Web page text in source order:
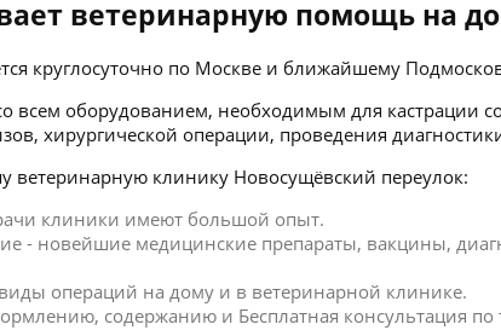
ветеринарную помощь на
круглосуточно по Москве и ближайшему
всем оборудованием, необходимым для кастрации
хирургической операции, проведения
ветеринарную клинику Новосущёвский переулок:
клиники имеют большой опыт.
- новейшие медицинские препараты, вакцины,
виды операций на дому и в ветеринарной клинике.
содержанию и Бесплатная консультация по